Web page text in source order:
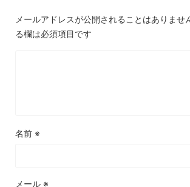
メールアドレスが公開されることはありませ
る欄は必須項目です
名前 ※
メール ※